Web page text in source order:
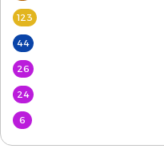
123
44
26
24
6